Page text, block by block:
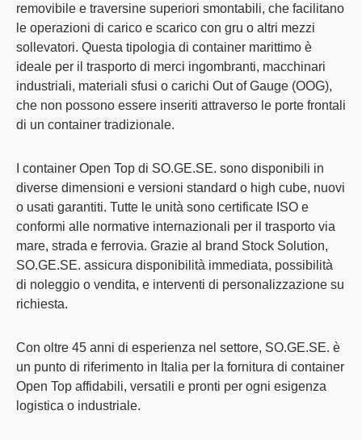
removibile e traversine superiori smontabili, che facilitano
le operazioni di carico e scarico con gru o altri mezzi
sollevatori. Questa tipologia di container marittimo è
ideale per il trasporto di merci ingombranti, macchinari
industriali, materiali sfusi o carichi Out of Gauge (OOG),
che non possono essere inseriti attraverso le porte frontali
di un container tradizionale.
container Open Top di SO.GE.SE. sono disponibili in
diverse dimensioni e versioni standard o high cube, nuovi
o usati garantiti. Tutte le unità sono certificate ISO e
conformi alle normative internazionali per il trasporto via
mare, strada e ferrovia. Grazie al brand Stock Solution,
SO.GE.SE. assicura disponibilità immediata, possibilità
di noleggio o vendita, e interventi di personalizzazione su
richiesta.
Con oltre 45 anni di esperienza nel settore, SO.GE.SE. è
un punto di riferimento in Italia per la fornitura di container
Open Top affidabili, versatili e pronti per ogni esigenza
logistica o industriale.